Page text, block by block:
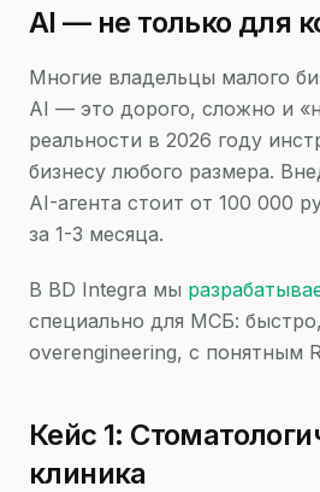
AI — не только для
Многие владельцы малого
AI — это дорого, сложно и
реальности в 2026 году
бизнесу любого размера.
AI-агента стоит от 100 000
за 1-3 месяца.
В BD Integra мы
специально для МСБ:
overengineering, с понятным
Кейс 1:
клиника